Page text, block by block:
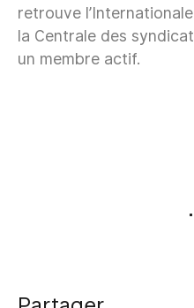
retrouve
la Centrale des
un membre actif.